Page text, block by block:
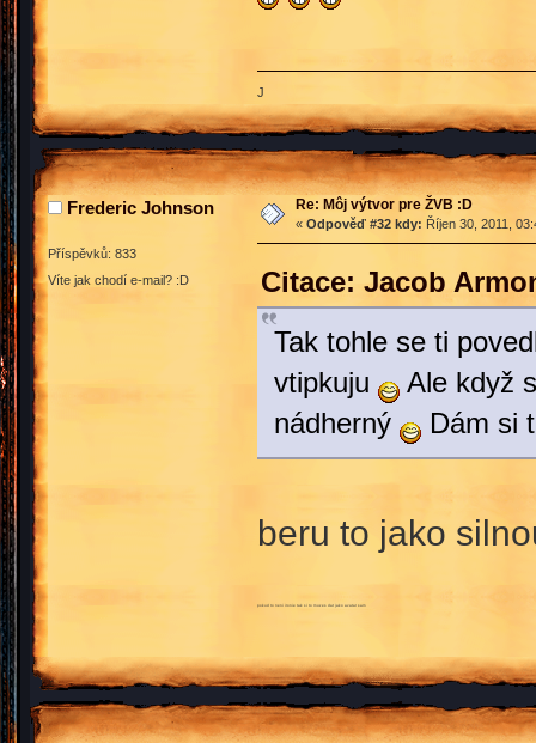
J
Frederic Johnson
Příspěvků: 833
Víte jak chodí e-mail? :D
Re: Môj výtvor pre ŽVB :D
« Odpověď #32 kdy: Říjen 30, 2011,
Citace: Jacob
Tak tohle se ti
vtipkuju
Ale když
nádherný
Dám si
beru to jako
pokud to neni ironie tak si to muzes dat jako avatar sam